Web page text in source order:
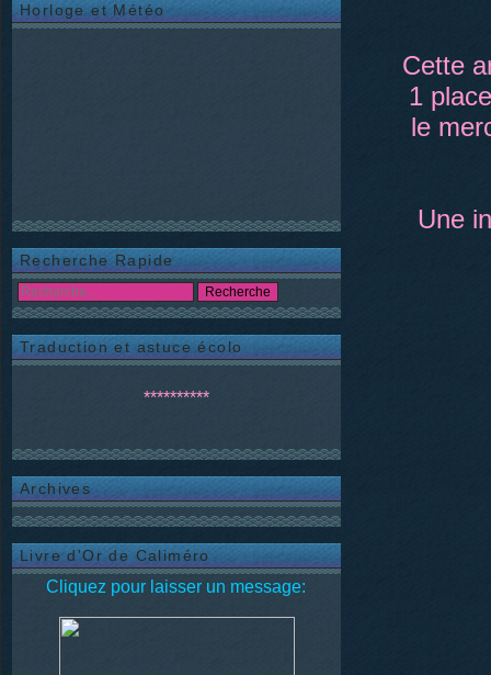
Horloge et Météo
Recherche Rapide
Traduction et astuce écolo
**********
Archives
Livre d'Or de Caliméro
Cliquez pour laisser un message:
Cette
1
le
Une